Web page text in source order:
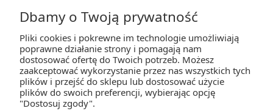
ZAKUPY
POMOC
Dbamy o Twoją prywatność
Pliki cookies i pokrewne im technologie umożliwiają
poprawne działanie strony i pomagają nam
dostosować ofertę do Twoich potrzeb. Możesz
zaakceptować wykorzystanie przez nas wszystkich tych
plików i przejść do sklepu lub dostosować użycie
plików do swoich preferencji, wybierając opcję
"Dostosuj zgody".